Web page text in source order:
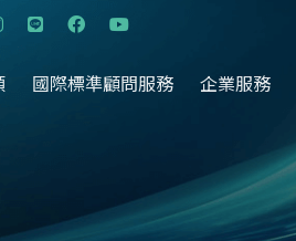
國際標準顧問服務 企業服務